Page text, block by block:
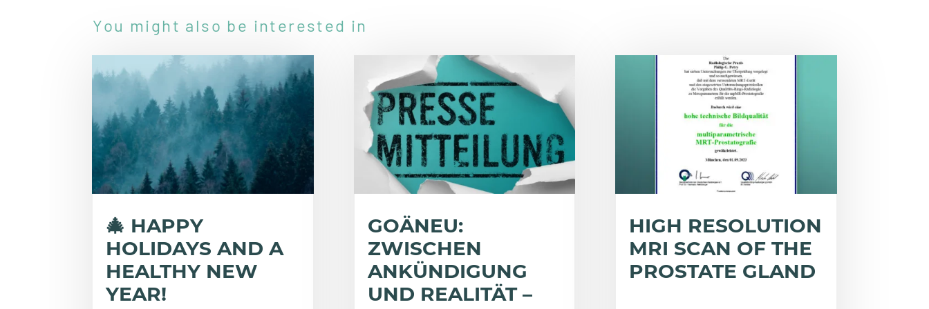
You might also be interested in
🎄 HAPPY
HOLIDAYS AND A
HEALTHY NEW
YEAR!
GOÄNEU:
ZWISCHEN
ANKÜNDIGUNG
UND REALITÄT –
HIGH RESOLUTION
MRI SCAN OF THE
PROSTATE GLAND